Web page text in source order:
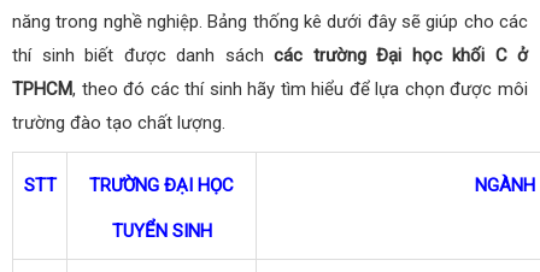
năng trong nghề nghiệp. Bảng thống kê dưới đây sẽ giúp cho các
thí sinh biết được danh sách các trường Đại học khối C ở
TPHCM, theo đó các thí sinh hãy tìm hiểu để lựa chọn được môi
trường đào tạo chất lượng.
STT TRƯỜNG ĐẠI HỌC
TUYỂN SINH
NGÀNH